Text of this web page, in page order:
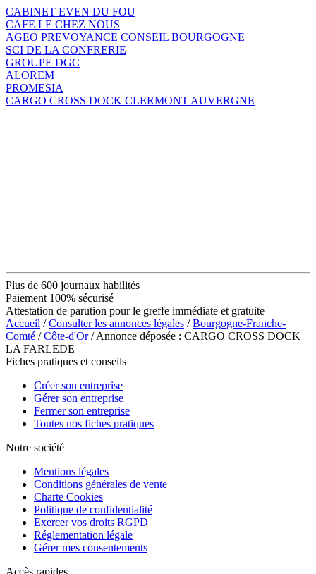
CABINET EVEN DU FOU
CAFE LE CHEZ NOUS
AGEO PREVOYANCE CONSEIL BOURGOGNE
SCI DE LA CONFRERIE
GROUPE DGC
ALOREM
PROMESIA
CARGO CROSS DOCK CLERMONT AUVERGNE
Plus de 600 journaux habilités
Paiement 100% sécurisé
Attestation de parution pour le greffe immédiate et gratuite
Accueil /Consulter les annonces légales /Bourgogne-Franche-
Comté /Côte-d'Or/ Annonce déposée : CARGO CROSS DOCK
LA FARLEDE
Fiches pratiques et conseils
Créer son entreprise
Gérer son entreprise
Fermer son entreprise
Toutes nos fiches pratiques
Notre société
Mentions légales
Conditions générales de vente
Charte Cookies
Politique de confidentialité
Exercer vos droits RGPD
Réglementation légale
Gérer mes consentements
Accès rapides